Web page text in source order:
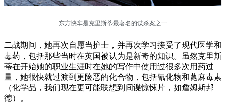
东方快车是克里斯蒂最著名的谋杀案之一
二战期间，她再次自愿当护士，并再次学习接受了现代医学和
毒药，包括那些当时在英国被认为是新奇的知识。虽然克里斯
蒂在开始她的职业生涯时在她的写作中使用过很多次用药过
量，她很快就过渡到更险恶的化合物，包括氰化物和蓖麻毒素
（化学品，我们现在更可能联想到间谍惊悚片，如詹姆斯邦
德）。